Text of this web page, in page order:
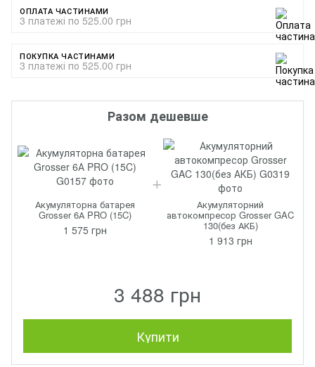
ОПЛАТА ЧАСТИНАМИ
3 платежі по 525.00 грн
ПОКУПКА ЧАСТИНАМИ
3 платежі по 525.00 грн
Разом дешевше
Акумуляторна батарея
Grosser 6А PRO (15C)
1 575 грн
Акумуляторний
автокомпресор Grosser GAC
130(без АКБ)
1 913 грн
3 488 грн
Купити